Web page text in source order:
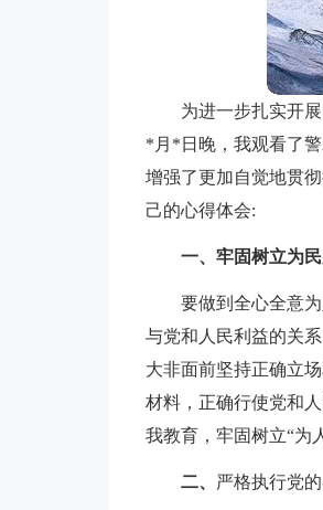
为进一步扎实开
*月*日晚，我观看了
增强了更加自觉地贯
己的心得体会:
一、牢固树立为
要做到全心全意
与党和人民利益的关
大非面前坚持正确立
材料，正确行使党和
我教育，牢固树立“为
二、 严格执行党